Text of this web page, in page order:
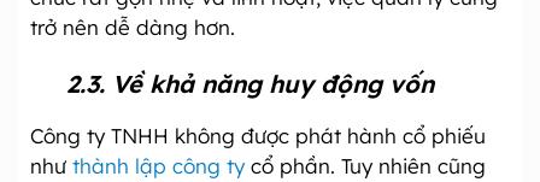
trở nên dễ dàng hơn.
2.3. Về khả năng huy động vốn
Công ty TNHH không được phát hành cổ phiếu
như thành lập công ty cổ phần. Tuy nhiên cũng